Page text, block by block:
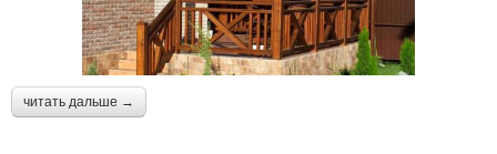
читать дальше →